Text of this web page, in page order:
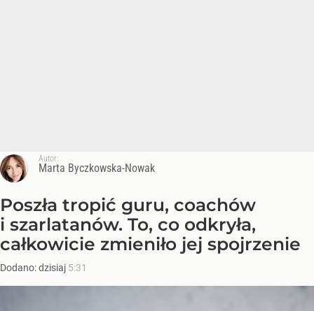
Autor:
Marta Byczkowska-Nowak
Poszła tropić guru, coachów
i szarlatanów. To, co odkryła,
całkowicie zmieniło jej spojrzenie
Dodano:dzisiaj 5:31